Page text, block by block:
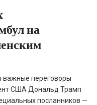
на
важные переговоры
США Дональд Трамп
посланников —